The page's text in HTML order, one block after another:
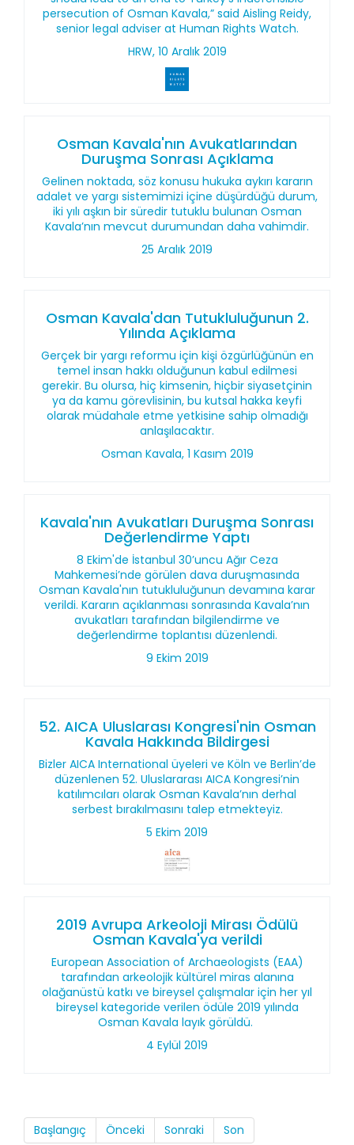
persecution of Osman Kavala,” said Aisling Reidy,
senior legal adviser at Human Rights Watch.
HRW, 10 Aralık 2019
Osman Kavala'nın Avukatlarından
Duruşma Sonrası Açıklama
Gelinen noktada, söz konusu hukuka aykırı kararın
adalet ve yargı sistemimizi içine düşürdüğü durum,
iki yılı aşkın bir süredir tutuklu bulunan Osman
Kavala’nın mevcut durumundan daha vahimdir.
25 Aralık 2019
Osman Kavala'dan Tutukluluğunun 2.
Yılında Açıklama
Gerçek bir yargı reformu için kişi özgürlüğünün en
temel insan hakkı olduğunun kabul edilmesi
gerekir. Bu olursa, hiç kimsenin, hiçbir siyasetçinin
ya da kamu görevlisinin, bu kutsal hakka keyfi
olarak müdahale etme yetkisine sahip olmadığı
anlaşılacaktır.
Osman Kavala, 1 Kasım 2019
Kavala'nın Avukatları Duruşma Sonrası
Değerlendirme Yaptı
8 Ekim'de İstanbul 30’uncu Ağır Ceza
Mahkemesi’nde görülen dava duruşmasında
Osman Kavala'nın tutukluluğunun devamına karar
verildi. Kararın açıklanması sonrasında Kavala’nın
avukatları tarafından bilgilendirme ve
değerlendirme toplantısı düzenlendi.
9 Ekim 2019
52. AICA Uluslarası Kongresi'nin Osman
Kavala Hakkında Bildirgesi
Bizler AICA International üyeleri ve Köln ve Berlin’de
düzenlenen 52. Uluslararası AICA Kongresi’nin
katılımcıları olarak Osman Kavala’nın derhal
serbest bırakılmasını talep etmekteyiz.
5 Ekim 2019
2019 Avrupa Arkeoloji Mirası Ödülü
Osman Kavala'ya verildi
European Association of Archaeologists (EAA)
tarafından arkeolojik kültürel miras alanına
olağanüstü katkı ve bireysel çalışmalar için her yıl
bireysel kategoride verilen ödüle 2019 yılında
Osman Kavala layık görüldü.
4 Eylül 2019
Başlangıç Önceki Sonraki Son